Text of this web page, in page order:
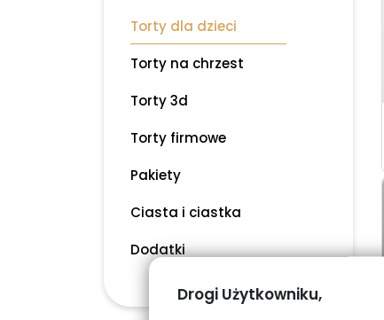
Drogi Użytkowniku,
Torty dla dzieci
Torty na chrzest
Torty 3d
Torty firmowe
Pakiety
Ciasta i ciastka
Dodatki